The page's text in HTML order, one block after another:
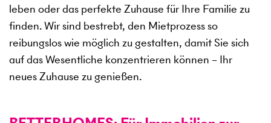
leben oder das perfekte Zuhause für Ihre Familie zu
finden. Wir sind bestrebt, den Mietprozess so
reibungslos wie möglich zu gestalten, damit Sie sich
auf das Wesentliche konzentrieren können – Ihr
neues Zuhause zu genießen.